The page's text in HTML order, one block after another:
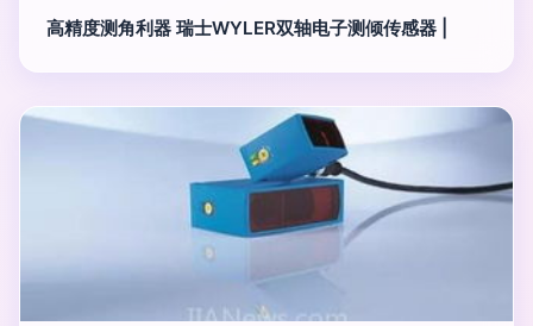
高精度测角利器 瑞士WYLER双轴电子测倾传感器 |